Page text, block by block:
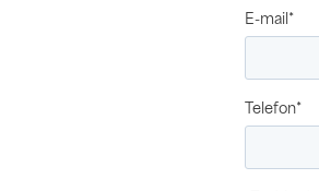
E-mail *
Telefon*